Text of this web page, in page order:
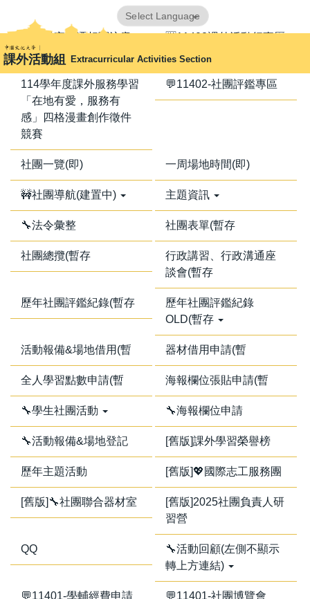
到
主
要
內
課外活動組 Extracurricular Activities Section
Translate
📢器材室搬遷相關注意
事項📢
🈺11402課外活動行事曆
114學年度課外服務學習
「在地有愛，服務有
感」四格漫畫創作徵件
競賽
💬11402-社團評鑑專區
社團一覽(即) 一周場地時間(即)
🚧社團導航(建置中) 主題資訊
🔧法令彙整 社團表單(暫存
社團總攬(暫存
行政講習、行政溝通座
談會(暫存
歷年社團評鑑紀錄(暫存
歷年社團評鑑紀錄
OLD(暫存
活動報備&場地借用(暫 器材借用申請(暫
全人學習點數申請(暫 海報欄位張貼申請(暫
🔧學生社團活動 🔧海報欄位申請
🔧活動報備&場地登記 [舊版]課外學習榮譽榜
歷年主題活動 [舊版]💖國際志工服務團
[舊版]🔧社團聯合器材室
[舊版]2025社團負責人研
習營
QQ
🔧活動回顧(左側不顯示
轉上方連結)
💬11401-學輔經費申請 💬11401-社團博覽會